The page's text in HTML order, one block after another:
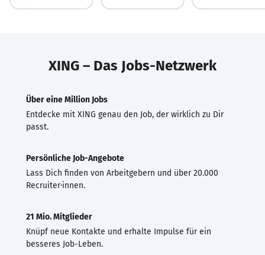
XING – Das Jobs-Netzwerk
Über eine Million Jobs
Entdecke mit XING genau den Job, der wirklich zu Dir
passt.
Persönliche Job-Angebote
Lass Dich finden von Arbeitgebern und über 20.000
Recruiter·innen.
21 Mio. Mitglieder
Knüpf neue Kontakte und erhalte Impulse für ein
besseres Job-Leben.